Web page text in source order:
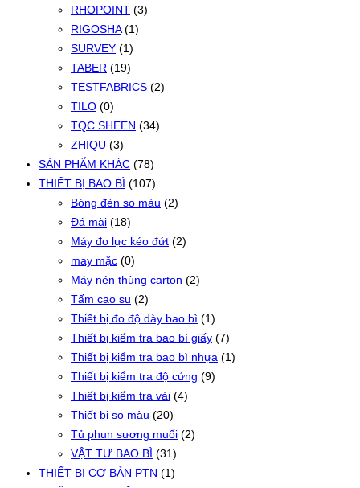
RHOPOINT (3)
RIGOSHA (1)
SURVEY (1)
TABER (19)
TESTFABRICS (2)
TILO (0)
TQC SHEEN (34)
ZHIQU (3)
SẢN PHẨM KHÁC (78)
THIẾT BỊ BAO BÌ (107)
Bóng đèn so màu (2)
Đá mài (18)
Máy đo lực kéo đứt (2)
may mặc (0)
Máy nén thùng carton (2)
Tấm cao su (2)
Thiết bị đo độ dày bao bì (1)
Thiết bị kiểm tra bao bì giấy (7)
Thiết bị kiểm tra bao bì nhựa (1)
Thiết bị kiểm tra độ cứng (9)
Thiết bị kiểm tra vải (4)
Thiết bị so màu (20)
Tủ phun sương muối (2)
VẬT TƯ BAO BÌ (31)
THIẾT BỊ CƠ BẢN PTN (1)